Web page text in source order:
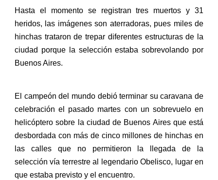
Hasta el momento se registran tres muertos y 31
heridos, las imágenes son aterradoras, pues miles de
hinchas trataron de trepar diferentes estructuras de la
ciudad porque la selección estaba sobrevolando por
Buenos Aires.
El campeón del mundo debió terminar su caravana de
celebración el pasado martes con un sobrevuelo en
helicóptero sobre la ciudad de Buenos Aires que está
desbordada con más de cinco millones de hinchas en
las calles que no permitieron la llegada de la
selección vía terrestre al legendario Obelisco, lugar en
que estaba previsto y el encuentro.